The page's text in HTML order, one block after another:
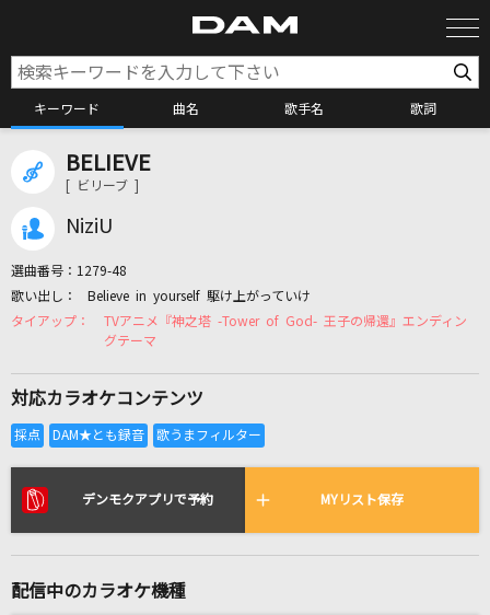
キーワード 曲名 歌手名 歌詞
カラオケリクエスト
全国りれき
リアルタイムで歌われている曲の一覧
ケセラセラ
残響散歌
BELIEVE
[ ビリーブ ]
NiziU
選曲番号： 1279-48
Believe in yourself 駆け上がっていけ
TVアニメ『神之塔 -Tower of God- 王子の帰還』エンディン
グテーマ
対応カラオケコンテンツ
デンモクアプリで予約 MYリスト保存
配信中のカラオケ機種